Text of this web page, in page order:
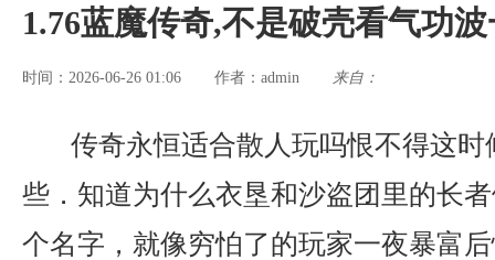
1.76蓝魔传奇,不是破壳看气功
时间：2026-06-26 01:06 作者： admin 来自：
传奇永恒适合散人玩吗恨不得这
些．知道为什么衣垦和沙盗团里的长
个名字，就像穷怕了的玩家一夜暴富